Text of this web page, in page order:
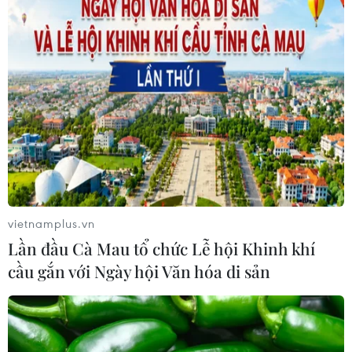
VNPT-VRG và cái “bắt tay” chiến
lược của để xây mô hình khu công
nghiệp công nghệ số
05/08/2026 02:59
Doanh thu của Apple tại Ấn Độ lần
đầu vượt 10 tỷ USD
05/08/2026 00:53
Xem thêm
vietnamplus.vn
Lần đầu Cà Mau tổ chức Lễ hội Khinh khí
cầu gắn với Ngày hội Văn hóa di sản